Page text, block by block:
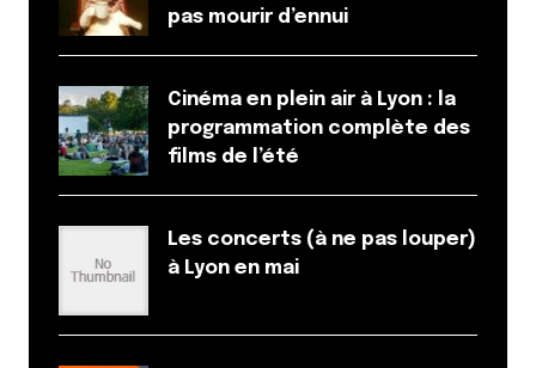
pas mourir d’ennui
Cinéma en plein air à Lyon : la
programmation complète des
films de l’été
Les concerts (à ne pas louper)
à Lyon en mai